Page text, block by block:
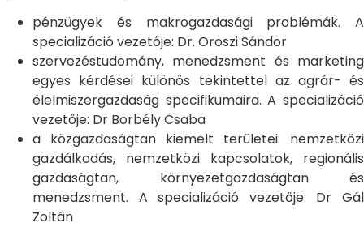
pénzügyek és makrogazdasági problémák. A
specializáció vezetője: Dr. Oroszi Sándor
szervezéstudomány, menedzsment és marketing
egyes kérdései különös tekintettel az agrár- és
élelmiszergazdaság specifikumaira. A specializáció
vezetője: Dr Borbély Csaba
a közgazdaságtan kiemelt területei: nemzetközi
gazdálkodás, nemzetközi kapcsolatok, regionális
gazdaságtan, környezetgazdaságtan és
menedzsment. A specializáció vezetője: Dr Gál
Zoltán